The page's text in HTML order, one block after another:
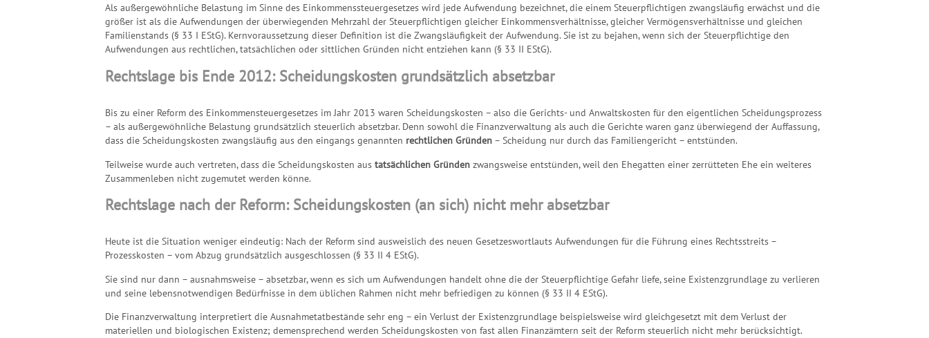
Als außergewöhnliche Belastung im Sinne des Einkommenssteuergesetzes wird jede Aufwendung bezeichnet, die einem Steuerpflichtigen zwangsläufig erwächst und die
größer ist als die Aufwendungen der überwiegenden Mehrzahl der Steuerpflichtigen gleicher Einkommensverhältnisse, gleicher Vermögensverhältnisse und gleichen
Familienstands (§ 33 I EStG). Kernvoraussetzung dieser Definition ist die Zwangsläufigkeit der Aufwendung. Sie ist zu bejahen, wenn sich der Steuerpflichtige den
Aufwendungen aus rechtlichen, tatsächlichen oder sittlichen Gründen nicht entziehen kann (§ 33 II EStG).
Rechtslage bis Ende 2012: Scheidungskosten grundsätzlich absetzbar
Bis zu einer Reform des Einkommensteuergesetzes im Jahr 2013 waren Scheidungskosten – also die Gerichts- und Anwaltskosten für den eigentlichen Scheidungsprozess
– als außergewöhnliche Belastung grundsätzlich steuerlich absetzbar. Denn sowohl die Finanzverwaltung als auch die Gerichte waren ganz überwiegend der Auffassung,
dass die Scheidungskosten zwangsläufig aus den eingangs genannten rechtlichen Gründen – Scheidung nur durch das Familiengericht – entstünden.
Teilweise wurde auch vertreten, dass die Scheidungskosten aus tatsächlichen Gründen zwangsweise entstünden, weil den Ehegatten einer zerrütteten Ehe ein weiteres
Zusammenleben nicht zugemutet werden könne.
Rechtslage nach der Reform: Scheidungskosten (an sich) nicht mehr absetzbar
Heute ist die Situation weniger eindeutig: Nach der Reform sind ausweislich des neuen Gesetzeswortlauts Aufwendungen für die Führung eines Rechtsstreits –
Prozesskosten – vom Abzug grundsätzlich ausgeschlossen (§ 33 II 4 EStG).
Sie sind nur dann – ausnahmsweise – absetzbar, wenn es sich um Aufwendungen handelt ohne die der Steuerpflichtige Gefahr liefe, seine Existenzgrundlage zu verlieren
und seine lebensnotwendigen Bedürfnisse in dem üblichen Rahmen nicht mehr befriedigen zu können (§ 33 II 4 EStG).
Die Finanzverwaltung interpretiert die Ausnahmetatbestände sehr eng – ein Verlust der Existenzgrundlage beispielsweise wird gleichgesetzt mit dem Verlust der
materiellen und biologischen Existenz; demensprechend werden Scheidungskosten von fast allen Finanzämtern seit der Reform steuerlich nicht mehr berücksichtigt.